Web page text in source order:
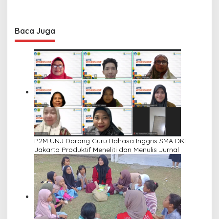
Baca Juga
P2M UNJ Dorong Guru Bahasa Inggris SMA DKI
Jakarta Produktif Meneliti dan Menulis Jurnal